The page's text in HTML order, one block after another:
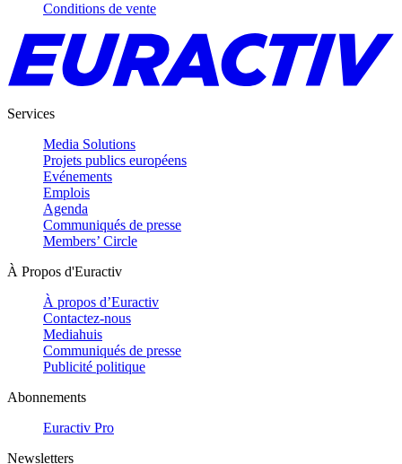
Conditions de vente
Services
Media Solutions
Projets publics européens
Evénements
Emplois
Agenda
Communiqués de presse
Members’ Circle
À Propos d'Euractiv
À propos d’Euractiv
Contactez-nous
Mediahuis
Communiqués de presse
Publicité politique
Abonnements
Euractiv Pro
Newsletters